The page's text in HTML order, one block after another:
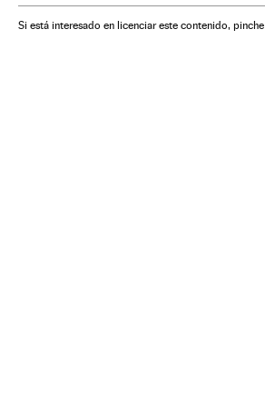
Si está interesado en licenciar este contenido, pinche